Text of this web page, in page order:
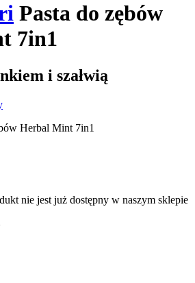
Pasta do zębów
7in1
i szałwią
Herbal Mint 7in1
nie jest już dostępny w naszym sklepie